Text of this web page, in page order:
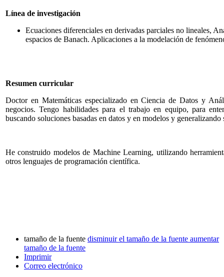
Línea de investigación
Ecuaciones diferenciales en derivadas parciales no lineales,
espacios de Banach. Aplicaciones a la modelación de
Resumen curricular
Doctor en Matemáticas especializado en Ciencia de Datos y
negocios. Tengo habilidades para el trabajo en equipo, para
buscando soluciones basadas en datos y en modelos y
He construido modelos de Machine Learning, utilizando
otros lenguajes de programación científica.
tamaño de la fuente disminuir el tamaño de la fuente aumentar
tamaño de la fuente
Imprimir
Correo electrónico